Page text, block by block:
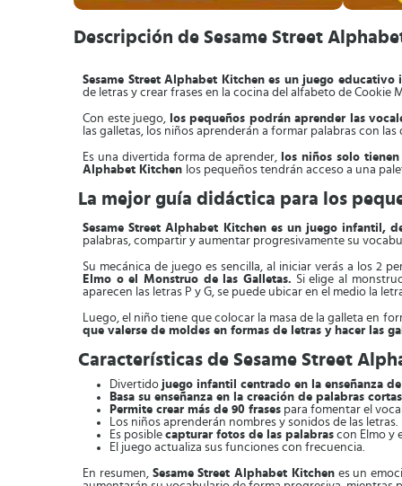
Descripción de Sesame Street
Sesame Street Alphabet Kitchen es un juego
de letras y crear frases en la cocina del alfabeto de Cookie
Con este juego, los pequeños podrán aprender las
las galletas, los niños aprenderán a formar palabras con
Es una divertida forma de aprender, los niños solo
Alphabet Kitchen los pequeños tendrán acceso a una
La mejor guía didáctica para los
Sesame Street Alphabet Kitchen es un juego infantil,
palabras, compartir y aumentar progresivamente su
Su mecánica de juego es sencilla, al iniciar verás a los 2
Elmo o el Monstruo de las Galletas. Si elige al
aparecen las letras P y G, se puede ubicar en el medio la
Luego, el niño tiene que colocar la masa de la galleta en
que valerse de moldes en formas de letras y hacer las
Características de Sesame Street
Divertido juego infantil centrado en la enseñanza
Basa su enseñanza en la creación de palabras
Permite crear más de 90 frases para fomentar el
Los niños aprenderán nombres y sonidos de las letras.
Es posible capturar fotos de las palabras con Elmo y
El juego actualiza sus funciones con frecuencia.
En resumen, Sesame Street Alphabet Kitchenes un